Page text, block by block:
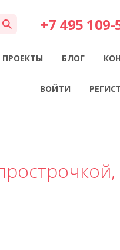
+7 495 109-
ПРОЕКТЫ БЛОГ
ВОЙТИ